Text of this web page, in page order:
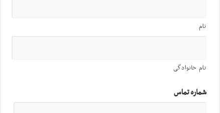
نام
نام خانوادگی
شماره تماس